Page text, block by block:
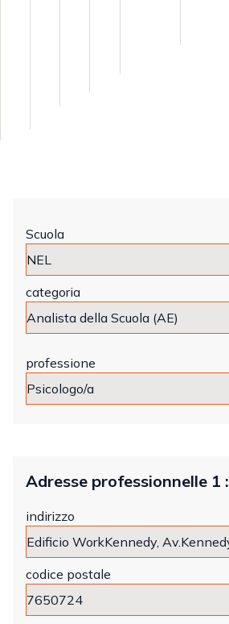
Scuola
categoria
professione
Adresse professionnelle 1 :
indirizzo
codice postale